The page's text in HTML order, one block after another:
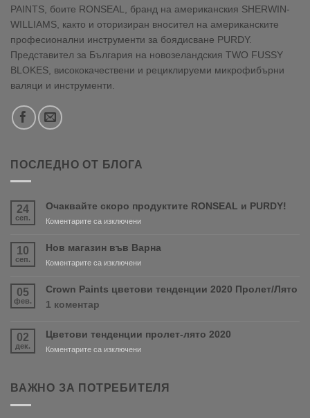
PAINTS, боите RONSEAL, бранд на американския SHERWIN-
WILLIAMS, както и оторизиран вносител на американските
професионални инструменти за боядисване PURDY.
Представител за България на новозеландския TWO FUSSY
BLOKES, висококачествени и рециклируеми микрофибърни
валяци и инструменти.
ПОСЛЕДНО ОТ БЛОГА
24
сеп.
Очаквайте скоро продуктите RONSEAL и PURDY!
Коментарите са изключениза
скоро
RONSEAL
PURDY!
10
сеп.
Нов магазин във Варна
Коментарите са изключениза
магазин
05
фев.
Crown Paints цветови тенденции 2020 Пролет/Лято
1 коментар
цветови
тенденции
Лято
02
дек.
Цветови тенденции пролет-лято 2020
Коментарите са изключениза
пролет-
ВАЖНО ЗА ПОТРЕБИТЕЛЯ